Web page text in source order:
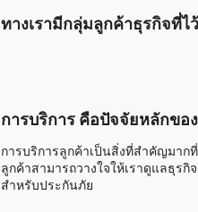
ทางเรามีกลุ่มลูกค้าธุรกิจที่
การบริการ คือปัจจัยหลักของ
การบริการลูกค้าเป็นสิ่งที่สำคัญมาก
ลูกค้าสามารถวางใจให้เราดูแลธุร
สำหรับประกันภัย